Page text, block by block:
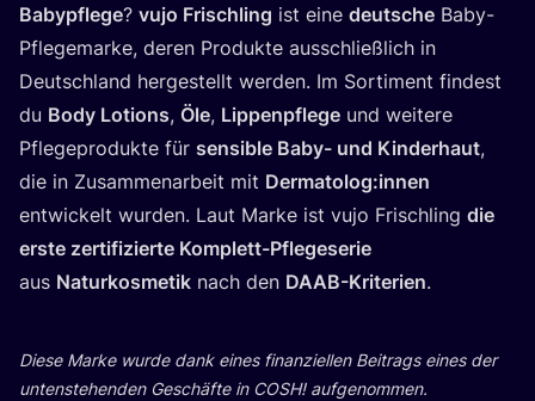
Baby­pfle­ge? vujo Frisch­ling ist eine deut­sche Baby-
Pfle­ge­mar­ke, deren Pro­duk­te aus­schließ­lich in
Deutsch­land her­ge­stellt wer­den. Im Sor­ti­ment fin­dest
du Body Lotions, Öle, Lip­pen­pfle­ge und wei­te­re
Pfle­ge­pro­duk­te für sen­si­ble Baby- und Kin­der­haut,
die in Zusam­men­ar­beit mit Dermatolog:innen
ent­wi­ckelt wur­den. Laut Mar­ke ist vujo Frisch­ling die
ers­te zer­ti­fi­zier­te Kom­plett-Pfle­ge­se­rie
aus Natur­kos­me­tik nach den DAAB-Kri­te­ri­en.
Die­se Mar­ke wur­de dank eines finan­zi­el­len Bei­trags eines der
unten­ste­hen­den Geschäf­te in COSH! aufgenommen.